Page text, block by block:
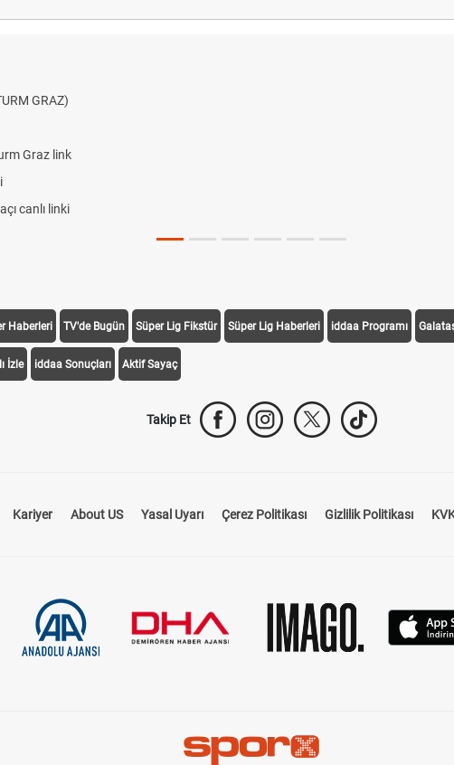
GRAZ)
Graz link
canlı linki
Haberleri TV'de Bugün Süper Lig Fikstür Süper Lig Haberleri iddaa Programı
İzle iddaa Sonuçları Aktif Sayaç
Takip Et
Kariyer About US Yasal Uyarı Çerez Politikası Gizlilik Politikası